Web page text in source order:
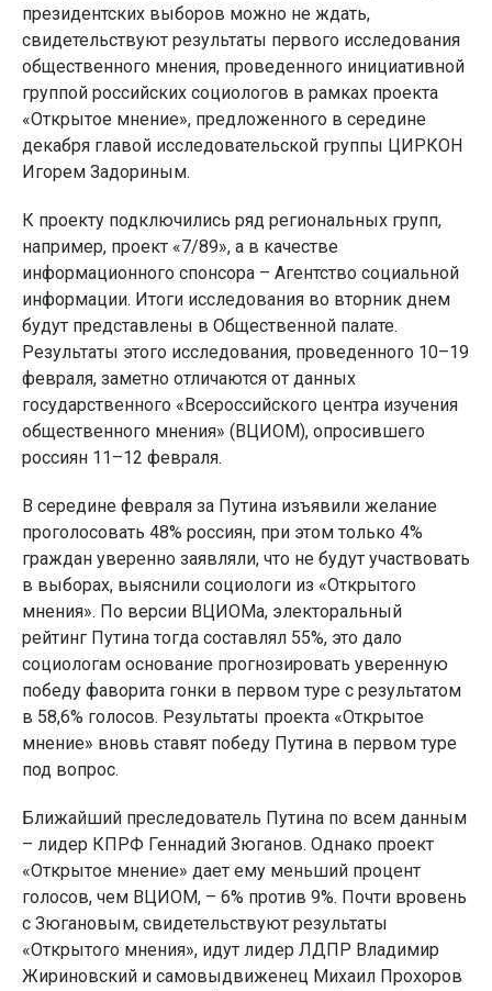
президентских выборов можно не ждать,
свидетельствуют результаты первого исследования
общественного мнения, проведенного инициативной
группой российских социологов в рамках проекта
«Открытое мнение», предложенного в середине
декабря главой исследовательской группы ЦИРКОН
Игорем Задориным.
К проекту подключились ряд региональных групп,
например, проект «7/89», а в качестве
информационного спонсора – Агентство социальной
информации. Итоги исследования во вторник днем
будут представлены в Общественной палате.
Результаты этого исследования, проведенного 10–19
февраля, заметно отличаются от данных
государственного «Всероссийского центра изучения
общественного мнения» (ВЦИОМ), опросившего
россиян 11–12 февраля.
В середине февраля за Путина изъявили желание
проголосовать 48% россиян, при этом только 4%
граждан уверенно заявляли, что не будут участвовать
в выборах, выяснили социологи из «Открытого
мнения». По версии ВЦИОМа, электоральный
рейтинг Путина тогда составлял 55%, это дало
социологам основание прогнозировать уверенную
победу фаворита гонки в первом туре с результатом
в 58,6% голосов. Результаты проекта «Открытое
мнение» вновь ставят победу Путина в первом туре
под вопрос.
Ближайший преследователь Путина по всем данным
– лидер КПРФ Геннадий Зюганов. Однако проект
«Открытое мнение» дает ему меньший процент
голосов, чем ВЦИОМ, – 6% против 9%. Почти вровень
с Зюгановым, свидетельствуют результаты
«Открытого мнения», идут лидер ЛДПР Владимир
Жириновский и самовыдвиженец Михаил Прохоров